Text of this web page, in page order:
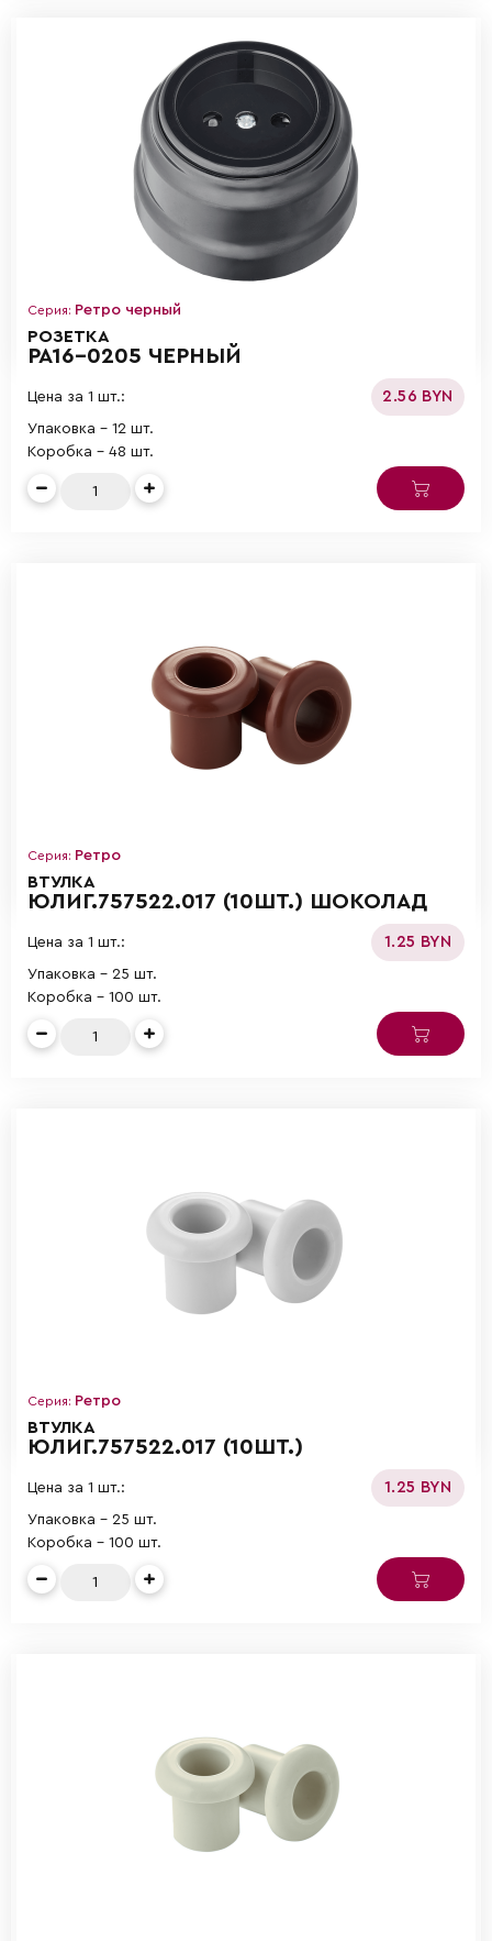
Серия: Ретро черный
РОЗЕТКА
РА16-0205 ЧЕРНЫЙ
Цена за 1 шт.: 2.56 BYN
Упаковка - 12 шт.
Коробка - 48 шт.
Серия: Ретро
ВТУЛКА
ЮЛИГ.757522.017 (10ШТ.) ШОКОЛАД
Цена за 1 шт.: 1.25 BYN
Упаковка - 25 шт.
Коробка - 100 шт.
Серия: Ретро
ВТУЛКА
ЮЛИГ.757522.017 (10ШТ.)
Цена за 1 шт.: 1.25 BYN
Упаковка - 25 шт.
Коробка - 100 шт.